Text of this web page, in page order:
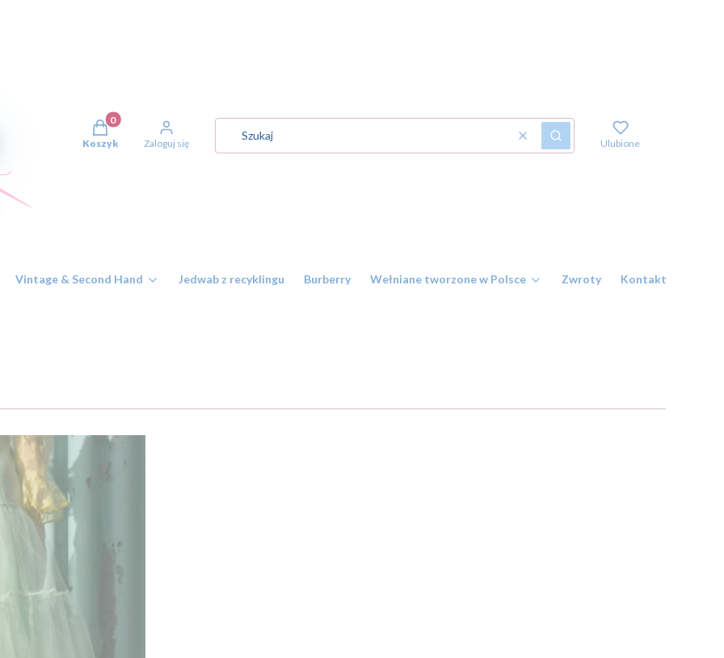
Produkty w koszyku: 0. Zobacz szczegóły
Koszyk Zaloguj się WyczyśćSzukaj Ulubione
Vintage & Second Hand Jedwab z recyklingu Burberry Wełniane tworzone w Polsce Zwroty Kontakt i numer